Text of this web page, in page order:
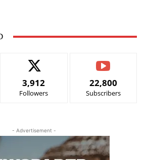
3,912
Followers
22,800
Subscribers
- Advertisement -